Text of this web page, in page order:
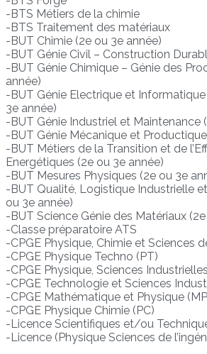
-BTS Métiers de la chimie
-BTS Traitement des matériaux
-BUT Chimie (2e ou 3e année)
-BUT Génie Civil – Construction
-BUT Génie Chimique – Génie des
année)
-BUT Génie Electrique et
3e année)
-BUT Génie Industriel et Maintenance
-BUT Génie Mécanique et
-BUT Métiers de la Transition et de
Energétiques (2e ou 3e année)
-BUT Mesures Physiques (2e ou 3e
-BUT Qualité, Logistique Industrielle
ou 3e année)
-BUT Science Génie des Matériaux
-Classe préparatoire ATS
-CPGE Physique, Chimie et Sciences
-CPGE Physique Techno (PT)
-CPGE Physique, Sciences
-CPGE Technologie et Sciences
-CPGE Mathématique et Physique
-CPGE Physique Chimie (PC)
-Licence Scientifiques et/ou
-Licence (Physique Sciences de